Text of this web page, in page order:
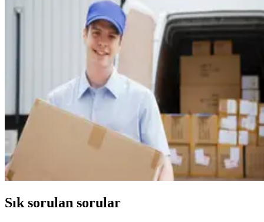
Sık sorulan sorular